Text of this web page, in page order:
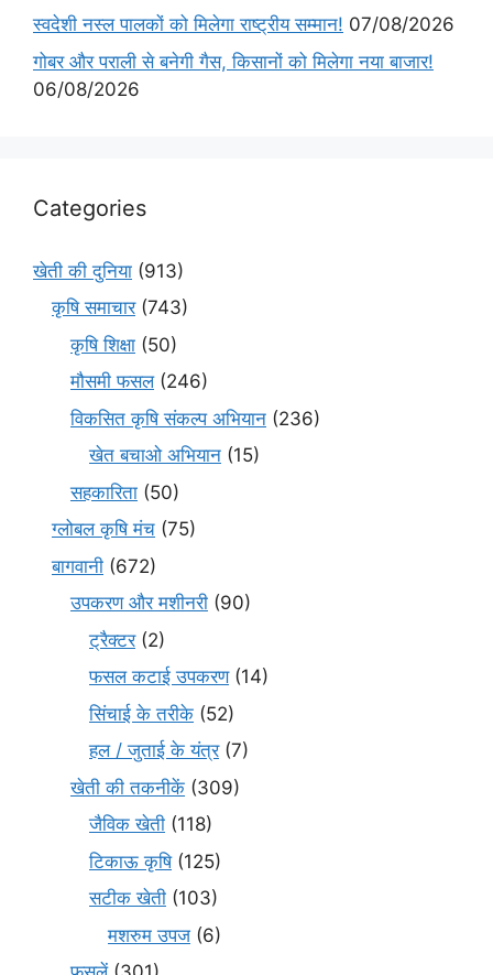
स्वदेशी नस्ल पालकों को मिलेगा राष्ट्रीय सम्मान! 07/08/2026
गोबर और पराली से बनेगी गैस, किसानों को मिलेगा नया बाजार!
06/08/2026
Categories
खेती की दुनिया (913)
कृषि समाचार(743)
कृषि शिक्षा (50)
मौसमी फसल(246)
विकसित कृषि संकल्प अभियान (236)
खेत बचाओ अभियान (15)
सहकारिता (50)
ग्लोबल कृषि मंच (75)
बागवानी (672)
उपकरण और मशीनरी (90)
ट्रैक्टर(2)
फसल कटाई उपकरण(14)
सिंचाई के तरीके (52)
हल / जुताई के यंत्र(7)
खेती की तकनीकें (309)
जैविक खेती (118)
टिकाऊ कृषि(125)
सटीक खेती (103)
मशरुम उपज (6)